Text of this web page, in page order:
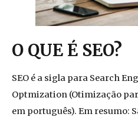
O QUE É SEO?
SEO é a sigla para Search
Optmization (Otimização
em português). Em resumo: